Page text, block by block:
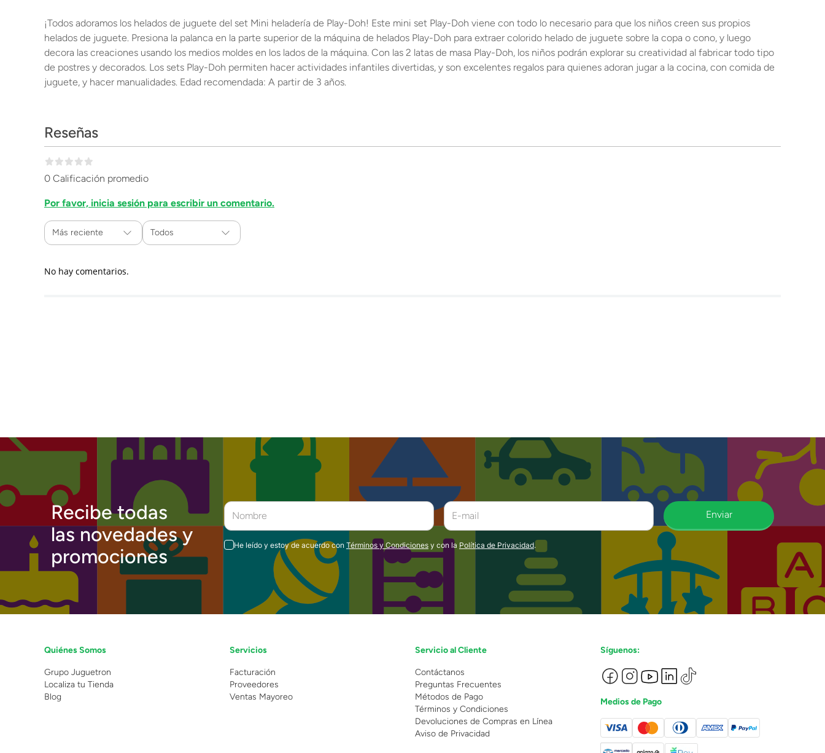
¡Todos adoramos los helados de juguete del set Mini heladería de Play-Doh! Este mini set Play-Doh viene con todo lo necesario para que los niños creen sus propios
helados de juguete. Presiona la palanca en la parte superior de la máquina de helados Play-Doh para extraer colorido helado de juguete sobre la copa o cono, y luego
decora las creaciones usando los medios moldes en los lados de la máquina. Con las 2 latas de masa Play-Doh, los niños podrán explorar su creatividad al fabricar todo tipo
de postres y decorados. Los sets Play-Doh permiten hacer actividades infantiles divertidas, y son excelentes regalos para quienes adoran jugar a la cocina, con comida de
juguete, y hacer manualidades. Edad recomendada: A partir de 3 años.
Reseñas
0 Calificación promedio
Por favor, inicia sesión para escribir un comentario.
Más reciente Todos
No hay comentarios.
Recibe todas
las novedades y
promociones
Enviar
He leído y estoy de acuerdo con Términos y Condiciones y con la Política de Privacidad.
Quiénes Somos
Grupo Juguetron
Localiza tu Tienda
Blog
Servicios
Facturación
Proveedores
Ventas Mayoreo
Servicio al Cliente
Contáctanos
Preguntas Frecuentes
Métodos de Pago
Términos y Condiciones
Devoluciones de Compras en Línea
Aviso de Privacidad
Síguenos:
Medios de Pago